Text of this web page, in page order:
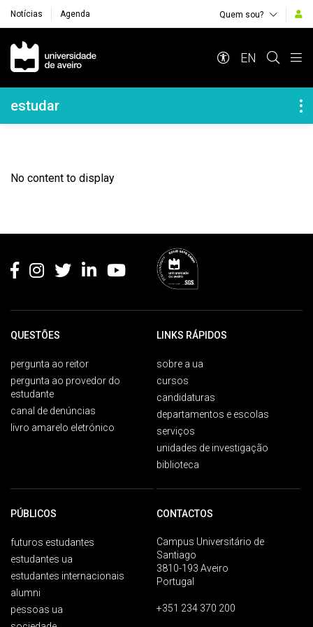
Notícias Agenda Quem sou?
Navegação Principal
EN
Navegação Lateral
estudar
No content to display
QUESTÕES
pergunta ao reitor
pergunta ao provedor do
estudante
canal de denúncias
livro amarelo eletrónico
LINKS RÁPIDOS
sobre a ua
cursos
candidaturas
departamentos e escolas
serviços
unidades de investigação
biblioteca
PÚBLICOS
futuros estudantes
estudantes ua
estudantes internacionais
alumni
pessoas ua
CONTACTOS
Campus Universitário de
Santiago
3810-193 Aveiro
Portugal
+351 234 370 200